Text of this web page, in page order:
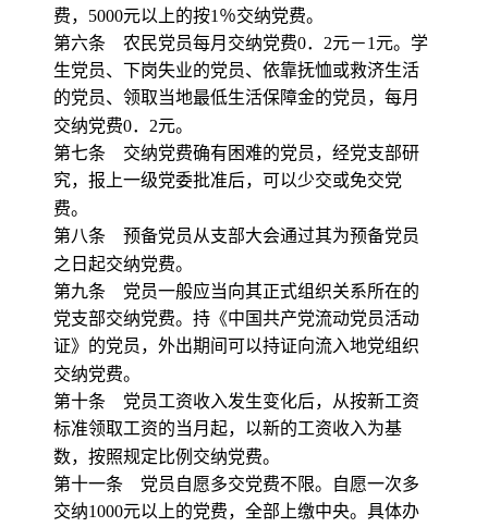
费， 5000元以上的按1 ％交纳党费。
第六条 农民党员每月交纳党费0． 2元－1 元。学
生党员、下岗失业的党员、依靠抚恤或救济生活
的党员、领取当地最低生活保障金的党员，每月
交纳党费0． 2元。
第七条 交纳党费确有困难的党员，经党支部研
究，报上一级党委批准后，可以少交或免交党
费。
第八条 预备党员从支部大会通过其为预备党员
之日起交纳党费。
第九条 党员一般应当向其正式组织关系所在的
党支部交纳党费。持《中国共产党流动党员活动
证》的党员，外出期间可以持证向流入地党组织
交纳党费。
第十条 党员工资收入发生变化后，从按新工资
标准领取工资的当月起，以新的工资收入为基
数，按照规定比例交纳党费。
第十一条 党员自愿多交党费不限。自愿一次多
交纳1000元以上的党费，全部上缴中央。具体办